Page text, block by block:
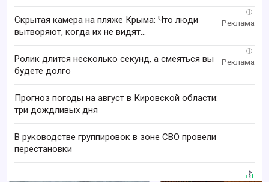
i
Скрытая камера на пляже Крыма: Что люди
вытворяют, когда их не видят...
i
Ролик длится несколько секунд, а смеяться вы
будете долго
Прогноз погоды на август в Кировской области:
три дождливых дня
В руководстве группировок в зоне СВО провели
перестановки